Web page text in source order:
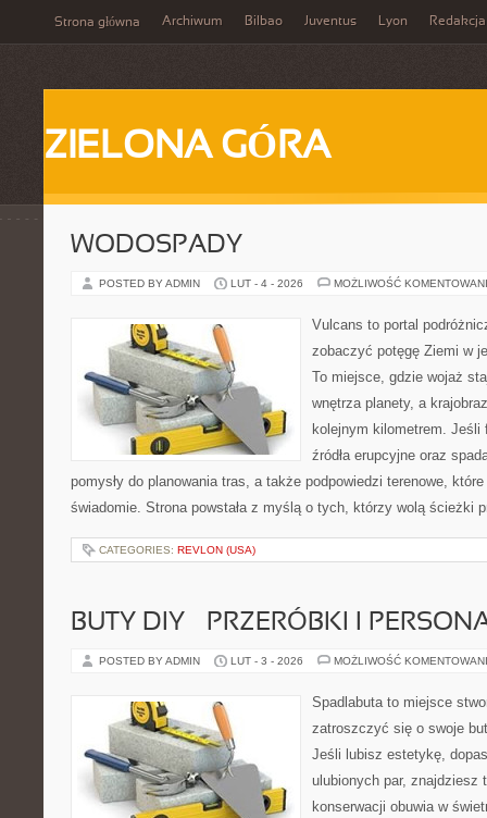
Strona główna Archiwum Bilbao Juventus Lyon Redakcja
ZIELONA GÓRA
WODOSPADY
POSTED BY ADMIN LUT - 4 - 2026 MOŻLIWOŚĆ
Vulcans to portal
zobaczyć potęgę Ziemi w
To miejsce, gdzie wojaż
wnętrza planety, a
kolejnym kilometrem. Jeśli
źródła erupcyjne oraz
pomysły do planowania tras, a także podpowiedzi terenowe,
świadomie. Strona powstała z myślą o tych, którzy wolą ścieżki
CATEGORIES: REVLON (USA)
BUTY DIY – PRZERÓBKI I
POSTED BY ADMIN LUT - 3 - 2026 MOŻLIWOŚĆ
Spadlabuta to miejsce
zatroszczyć się o swoje
Jeśli lubisz estetykę,
ulubionych par, znajdziesz
konserwacji obuwia w